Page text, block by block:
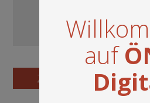
auf
Zum Digitalisat